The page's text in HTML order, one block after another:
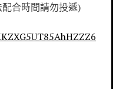
合時間請勿投遞)